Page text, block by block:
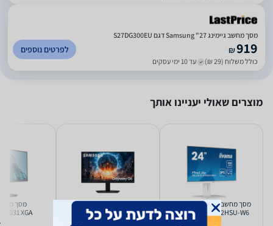
מסך מחשב גיימינג 27" Samsung דגם S27DG300EU
₪919
כולל משלוח (29 ₪) עד 10 ימי עסקים
לפרטים נוספים
מוצרים שאולי יעניינו אותך
מסך מחשב ‏24 ‏אינטש iiYAMA
ProLite XUB2492HSU-W6
מסך מחשב Samsung
Odyssey G6 S27FG602EU
QHD
XGA